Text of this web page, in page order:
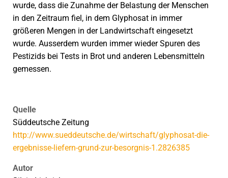
wurde, dass die Zunahme der Belastung der Menschen
in den Zeitraum fiel, in dem Glyphosat in immer
größeren Mengen in der Landwirtschaft eingesetzt
wurde. Ausserdem wurden immer wieder Spuren des
Pestizids bei Tests in Brot und anderen Lebensmitteln
gemessen.
Quelle
Süddeutsche Zeitung
http://www.sueddeutsche.de/wirtschaft/glyphosat-die-
ergebnisse-liefern-grund-zur-besorgnis-1.2826385
Autor